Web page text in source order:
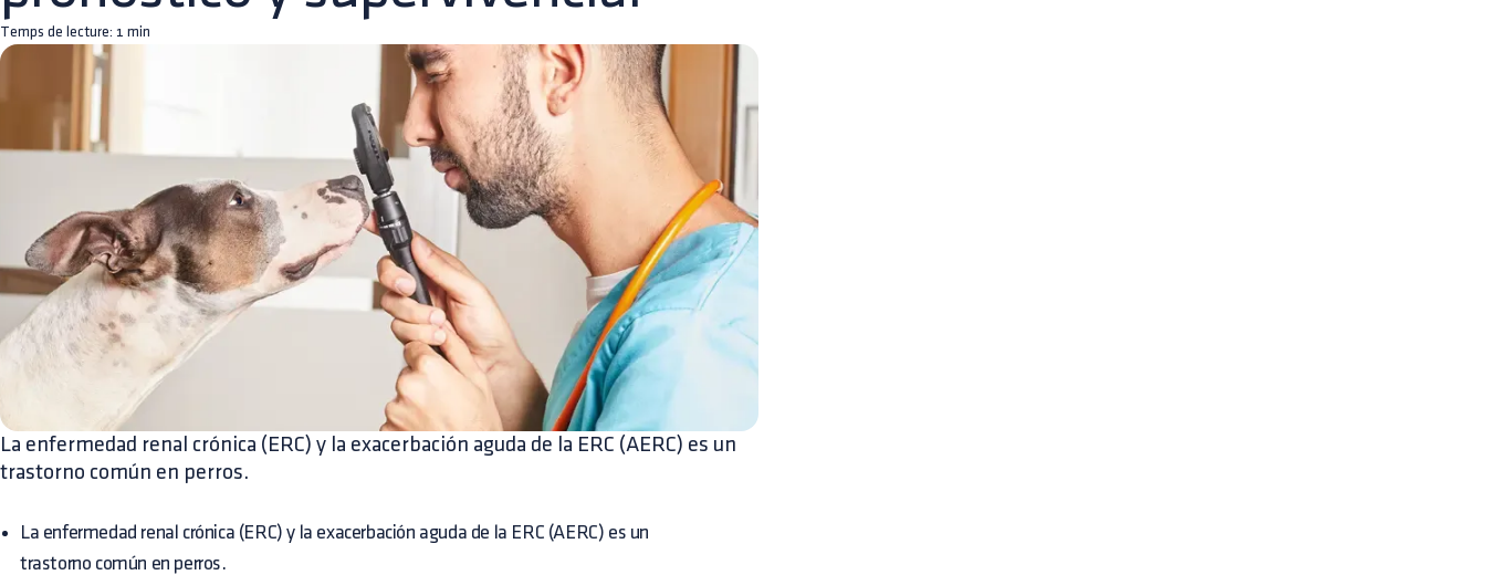
Temps de lecture: 1 min
La enfermedad renal crónica (ERC) y la exacerbación aguda de la ERC (AERC) es un
trastorno común en perros.
La enfermedad renal crónica (ERC) y la exacerbación aguda de la ERC (AERC) es un
trastorno común en perros.